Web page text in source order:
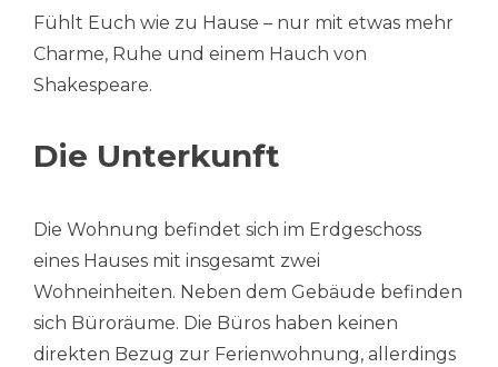
Fühlt Euch wie zu Hause – nur mit etwas mehr
Charme, Ruhe und einem Hauch von
Shakespeare.
Die Unterkunft
Die Wohnung befindet sich im Erdgeschoss
eines Hauses mit insgesamt zwei
Wohneinheiten. Neben dem Gebäude befinden
sich Büroräume. Die Büros haben keinen
direkten Bezug zur Ferienwohnung, allerdings